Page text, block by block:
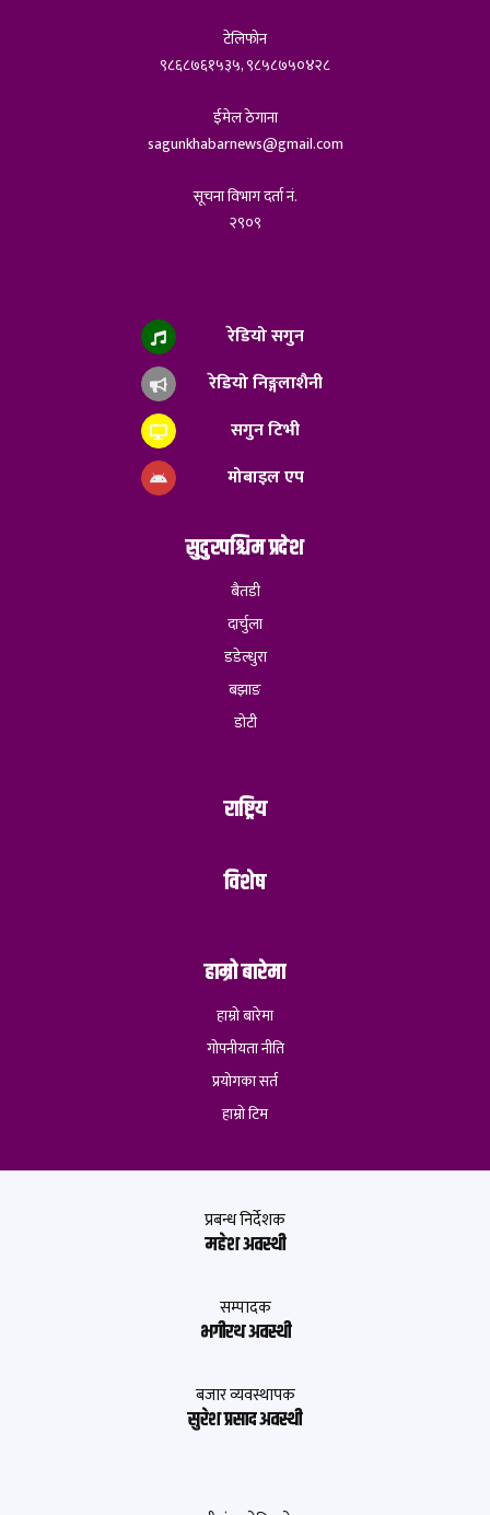
टेलिफोन
९८६८७६१५३५, ९८५८७५०४२८
ईमेल ठेगाना
sagunkhabarnews@gmail.com
सूचना विभाग दर्ता नं.
२९०९
रेडियो सगुन
रेडियो निङ्गलाशैनी
सगुन टिभी
मोबाइल एप
सुदुरपश्चिम प्रदेश
बैतडी
दार्चुला
डडेल्धुरा
बझाङ
डोटी
राष्ट्रिय
विशेष
हाम्रो बारेमा
हाम्रो बारेमा
गोपनीयता नीति
प्रयोगका सर्त
हाम्रो टिम
प्रबन्ध निर्देशक
महेश अवस्थी
सम्पादक
भगीरथ अवस्थी
बजार व्यवस्थापक
सुरेश प्रसाद अवस्थी